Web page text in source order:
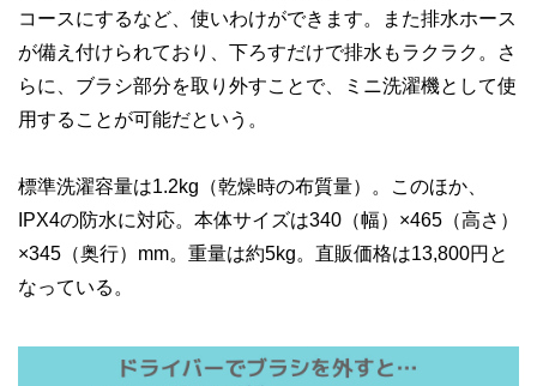
コースにするなど、使いわけができます。また排水ホース
が備え付けられており、下ろすだけで排水もラクラク。さ
らに、ブラシ部分を取り外すことで、ミニ洗濯機として使
用することが可能だという。
標準洗濯容量は1.2kg（乾燥時の布質量）。このほか、
IPX4の防水に対応。本体サイズは340（幅）×465（高さ）
×345（奥行）mm。重量は約5kg。直販価格は13,800円と
なっている。